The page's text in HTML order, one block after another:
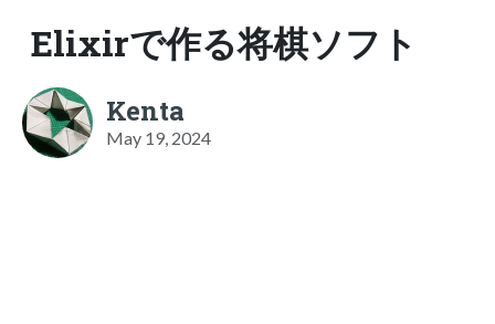
Elixirで作る将棋ソフト
Kenta
May 19, 2024